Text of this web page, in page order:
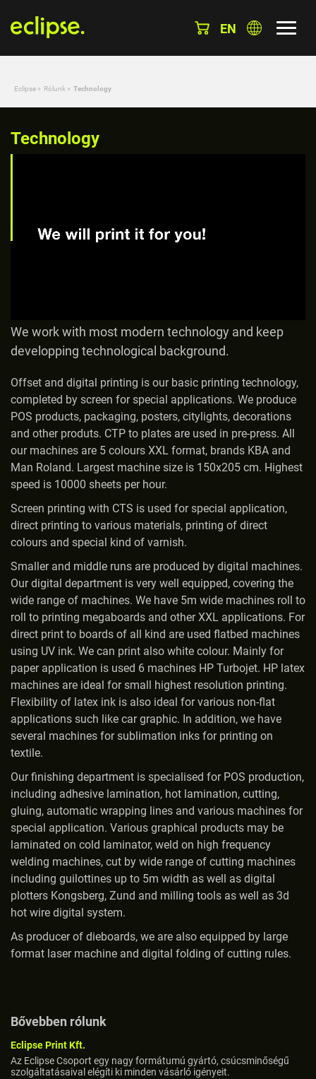
EN
Eclipse » Rólunk » Technology
Technology
We work with most modern technology and keep
developping technological background.
Offset and digital printing is our basic printing technology,
completed by screen for special applications. We produce
POS products, packaging, posters, citylights, decorations
and other produts. CTP to plates are used in pre-press. All
our machines are 5 colours XXL format, brands KBA and
Man Roland. Largest machine size is 150x205 cm. Highest
speed is 10000 sheets per hour.
Screen printing with CTS is used for special application,
direct printing to various materials, printing of direct
colours and special kind of varnish.
Smaller and middle runs are produced by digital machines.
Our digital department is very well equipped, covering the
wide range of machines. We have 5m wide machines roll to
roll to printing megaboards and other XXL applications. For
direct print to boards of all kind are used flatbed machines
using UV ink. We can print also white colour. Mainly for
paper application is used 6 machines HP Turbojet. HP latex
machines are ideal for small highest resolution printing.
Flexibility of latex ink is also ideal for various non-flat
applications such like car graphic. In addition, we have
several machines for sublimation inks for printing on
textile.
Our finishing department is specialised for POS production,
including adhesive lamination, hot lamination, cutting,
gluing, automatic wrapping lines and various machines for
special application. Various graphical products may be
laminated on cold laminator, weld on high frequency
welding machines, cut by wide range of cutting machines
including guilottines up to 5m width as well as digital
plotters Kongsberg, Zund and milling tools as well as 3d
hot wire digital system.
As producer of dieboards, we are also equipped by large
format laser machine and digital folding of cutting rules.
Bővebben rólunk
Eclipse Print Kft.
Az Eclipse Csoport egy nagy formátumú gyártó, csúcsminőségű
szolgáltatásaival elégíti ki minden vásárló igényeit.